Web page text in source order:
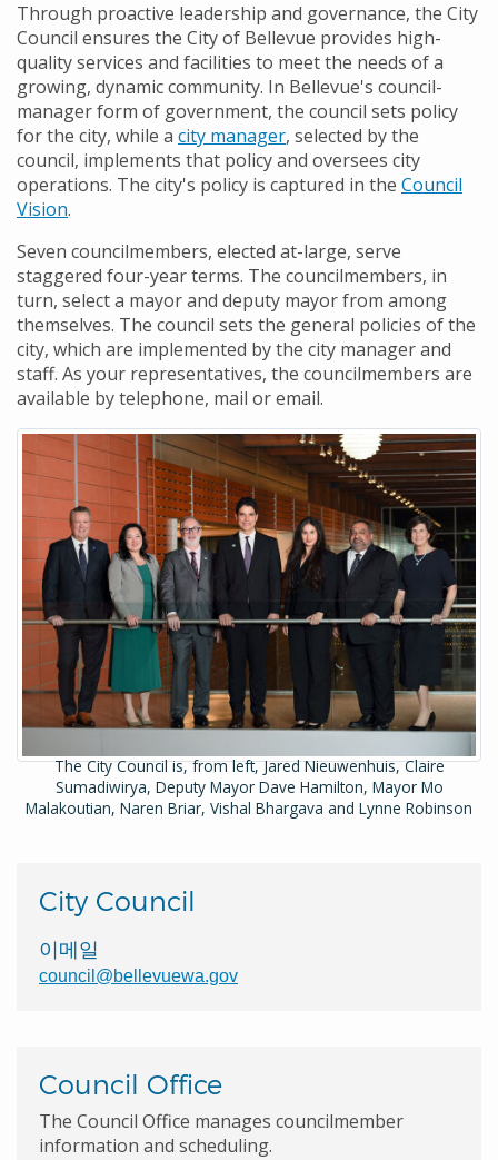
Through proactive leadership and governance, the City
Council ensures the City of Bellevue provides high-
quality services and facilities to meet the needs of a
growing, dynamic community. In Bellevue's council-
manager form of government, the council sets policy
for the city, while a city manager, selected by the
council, implements that policy and oversees city
operations. The city's policy is captured in the Council
Vision.
Seven councilmembers, elected at-large, serve
staggered four-year terms. The councilmembers, in
turn, select a mayor and deputy mayor from among
themselves. The council sets the general policies of the
city, which are implemented by the city manager and
staff. As your representatives, the councilmembers are
available by telephone, mail or email.
The City Council is, from left, Jared Nieuwenhuis, Claire
Sumadiwirya, Deputy Mayor Dave Hamilton, Mayor Mo
Malakoutian, Naren Briar, Vishal Bhargava and Lynne Robinson
City Council
이메일
council@bellevuewa.gov
Council Office
The Council Office manages councilmember
information and scheduling.